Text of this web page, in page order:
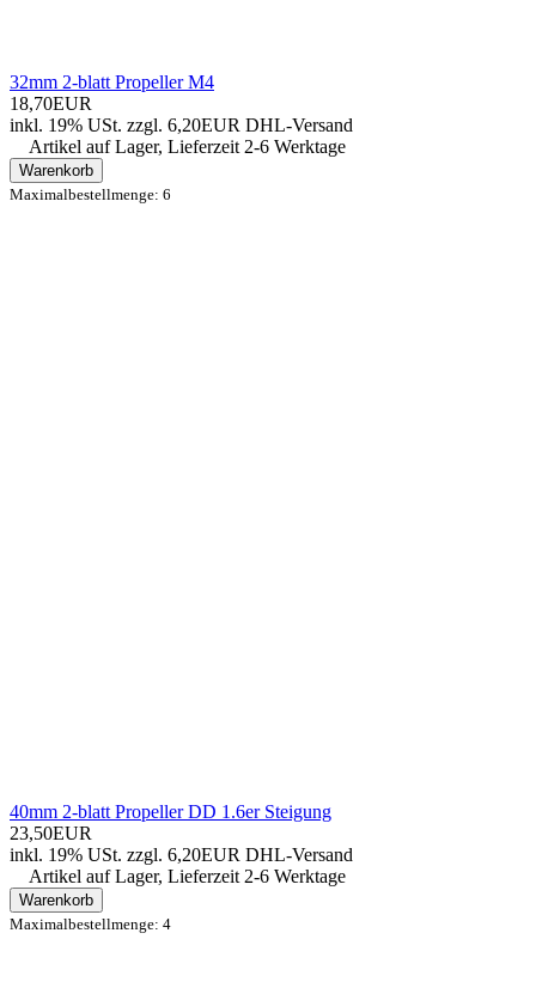
32mm 2-blatt Propeller M4
18,70EUR
inkl. 19% USt. zzgl. 6,20EUR DHL-Versand
Artikel auf Lager, Lieferzeit 2-6 Werktage
Warenkorb
Maximalbestellmenge: 6
40mm 2-blatt Propeller DD 1.6er Steigung
23,50EUR
inkl. 19% USt. zzgl. 6,20EUR DHL-Versand
Artikel auf Lager, Lieferzeit 2-6 Werktage
Warenkorb
Maximalbestellmenge: 4